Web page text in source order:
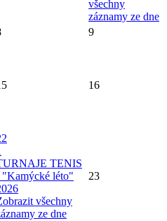
všechny
záznamy ze dne
9
16
TENIS
"Kamýcké léto"
všechny
ze dne
23